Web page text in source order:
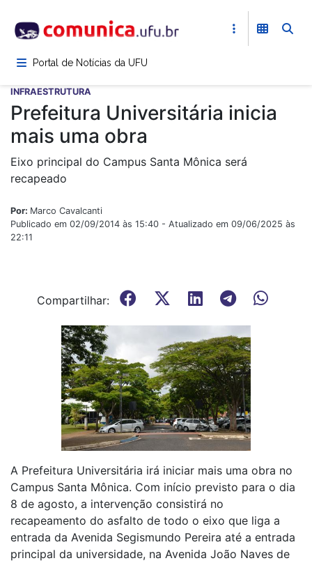
para
conteúdoPortal de Notícias da UFU
INFRAESTRUTURA
Prefeitura Universitária inicia
mais uma obra
Eixo principal do Campus Santa Mônica será
recapeado
Por: Marco Cavalcanti
Publicado em 02/09/2014 às 15:40 - Atualizado em 09/06/2025 às
22:11
Compartilhar:
A Prefeitura Universitária irá iniciar mais uma obra no
Campus Santa Mônica. Com início previsto para o dia
8 de agosto, a intervenção consistirá no
recapeamento do asfalto de todo o eixo que liga a
entrada da Avenida Segismundo Pereira até a entrada
principal da universidade, na Avenida João Naves de